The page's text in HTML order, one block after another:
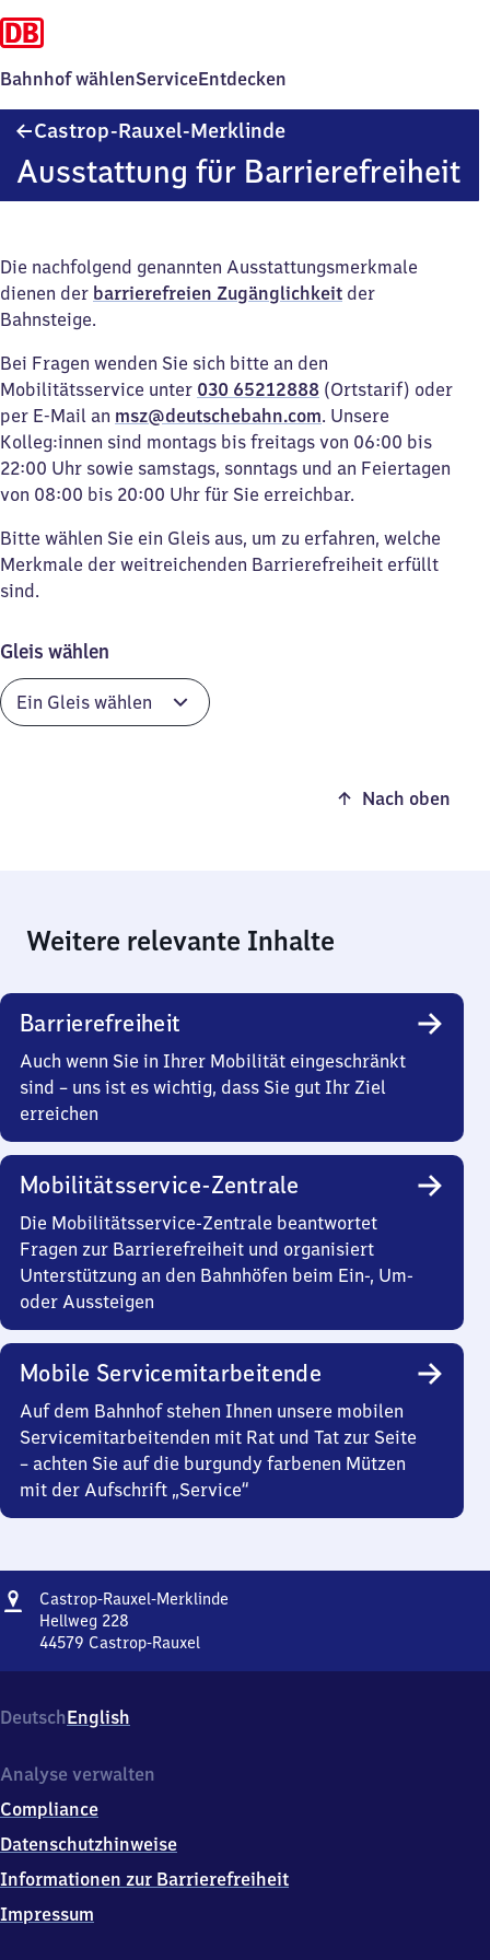
Bahnhof wählenServiceEntdecken
Castrop-Rauxel-Merklinde
Merklinde
Ausstattung für Barrierefreiheit
Die nachfolgend genannten Ausstattungsmerkmale
dienen der barrierefreien Zugänglichkeit der
Bahnsteige.
Bei Fragen wenden Sie sich bitte an den
Mobilitätsservice unter 030 65212888 (Ortstarif) oder
per E-Mail an msz@deutschebahn.com. Unsere
Kolleg:innen sind montags bis freitags von 06:00 bis
22:00 Uhr sowie samstags, sonntags und an Feiertagen
von 08:00 bis 20:00 Uhr für Sie erreichbar.
Bitte wählen Sie ein Gleis aus, um zu erfahren, welche
Merkmale der weitreichenden Barrierefreiheit erfüllt
sind.
Gleis wählen
Nach oben
Weitere relevante Inhalte
Barrierefreiheit
Auch wenn Sie in Ihrer Mobilität eingeschränkt
sind – uns ist es wichtig, dass Sie gut Ihr Ziel
erreichen
Mobilitätsservice-Zentrale
Die Mobilitätsservice-Zentrale beantwortet
Fragen zur Barrierefreiheit und organisiert
Unterstützung an den Bahnhöfen beim Ein-, Um-
oder Aussteigen
Mobile Servicemitarbeitende
Auf dem Bahnhof stehen Ihnen unsere mobilen
Servicemitarbeitenden mit Rat und Tat zur Seite
– achten Sie auf die burgundy farbenen Mützen
mit der Aufschrift „Service“
Adresse
Castrop-Rauxel-Merklinde
Hellweg 228
44579 Castrop-Rauxel
Merklinde,
Hellweg
4
5
7
Castrop-
Rauxel
DeutschEnglish
Analyse verwalten
Compliance
Datenschutzhinweise
Informationen zur Barrierefreiheit
Impressum